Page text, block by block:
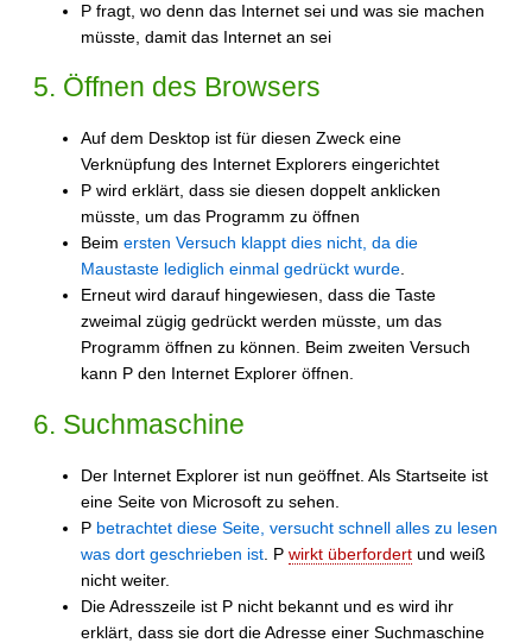
P fragt, wo denn das Internet sei und was sie machen
müsste, damit das Internet an sei
5. Öffnen des Browsers
Auf dem Desktop ist für diesen Zweck eine
Verknüpfung des Internet Explorers eingerichtet
P wird erklärt, dass sie diesen doppelt anklicken
müsste, um das Programm zu öffnen
Beim ersten Versuch klappt dies nicht, da die
Maustaste lediglich einmal gedrückt wurde.
Erneut wird darauf hingewiesen, dass die Taste
zweimal zügig gedrückt werden müsste, um das
Programm öffnen zu können. Beim zweiten Versuch
kann P den Internet Explorer öffnen.
6. Suchmaschine
Der Internet Explorer ist nun geöffnet. Als Startseite ist
eine Seite von Microsoft zu sehen.
P betrachtet diese Seite, versucht schnell alles zu lesen
was dort geschrieben ist . P wirkt überfordert und weiß
nicht weiter.
Die Adresszeile ist P nicht bekannt und es wird ihr
erklärt, dass sie dort die Adresse einer Suchmaschine